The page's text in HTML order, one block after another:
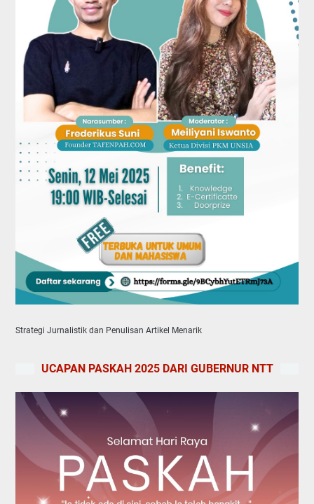
Strategi Jurnalistik dan Penulisan Artikel Menarik
UCAPAN PASKAH 2025 DARI GUBERNUR NTT